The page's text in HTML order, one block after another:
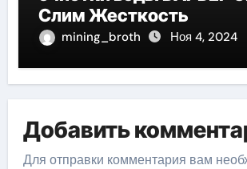
Слим Жесткость
mining_broth Ноя 4, 2024
Добавить
Для отправки комментария вам